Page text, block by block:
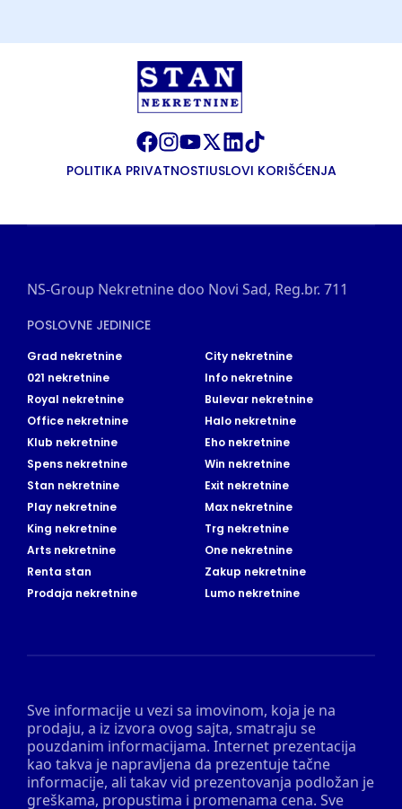
POLITIKA PRIVATNOSTIUSLOVI KORIŠĆENJA
Sve informacije u vezi sa imovinom, koja je na
prodaju, a iz izvora ovog sajta, smatraju se
pouzdanim informacijama. Internet prezentacija
kao takva je napravljena da prezentuje tačne
informacije, ali takav vid prezentovanja podložan je
greškama, propustima i promenama cena. Sve
NS-Group Nekretnine doo Novi Sad, Reg.br. 711
POSLOVNE JEDINICE
Grad nekretnine
City nekretnine
021 nekretnine
Info nekretnine
Royal nekretnine
Bulevar nekretnine
Office nekretnine
Halo nekretnine
Klub nekretnine
Eho nekretnine
Spens nekretnine
Win nekretnine
Stan nekretnine
Exit nekretnine
Play nekretnine
Max nekretnine
King nekretnine
Trg nekretnine
Arts nekretnine
One nekretnine
Renta stan
Zakup nekretnine
Prodaja nekretnine
Lumo nekretnine